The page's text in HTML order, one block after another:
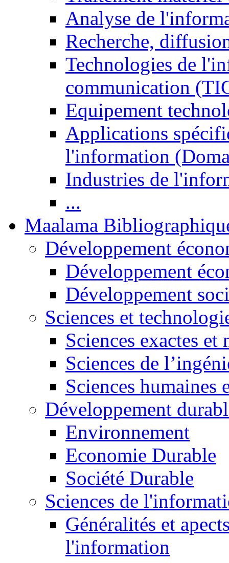
Analyse de
Recherche,
Technologies de
communication
Equipement
Applications
l'information
Industries de
...
Maalama
Développement
Développement
Développement
Sciences et
Sciences exactes et
Sciences de
Sciences humaines
Développement
Environnement
Economie Durable
Société Durable
Sciences de
Généralités et
l'information